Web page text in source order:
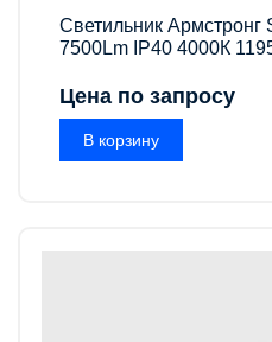
Светильник Армстронг
7500Lm IP40 4000К
Цена по запросу
В корзину